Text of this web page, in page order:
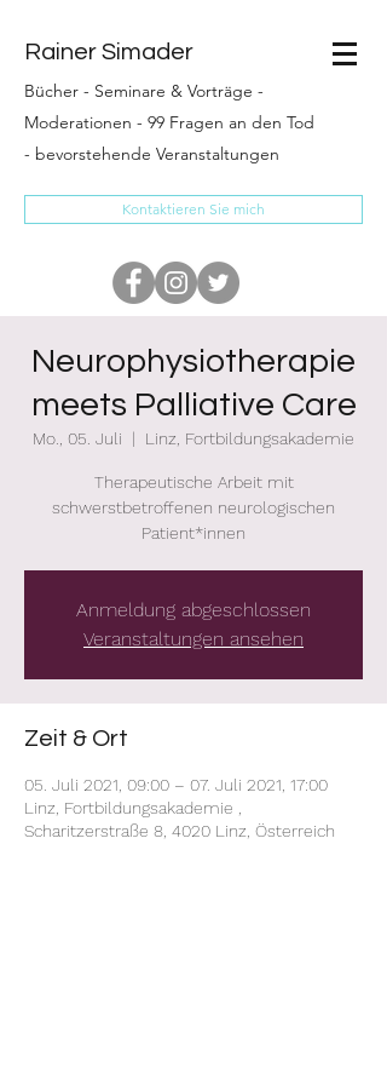
Rainer Simader
Bücher - Seminare & Vorträge -
Moderationen - 99 Fragen an den Tod
- bevorstehende Veranstaltungen
Kontaktieren Sie mich
Neurophysiotherapie
meets Palliative Care
Mo., 05. Juli
  |
Linz, Fortbildungsakademie
Therapeutische Arbeit mit
schwerstbetroffenen neurologischen
Patient*innen
Anmeldung abgeschlossen
Veranstaltungen ansehen
Zeit & Ort
05. Juli 2021, 09:00 – 07. Juli 2021, 17:00
Linz, Fortbildungsakademie ,
Scharitzerstraße 8, 4020 Linz, Österreich